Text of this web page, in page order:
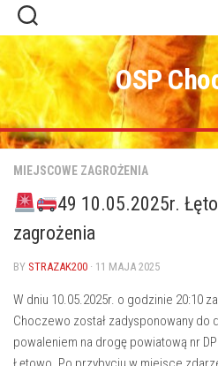
Skip
content
OSP
MIEJSCOWE ZAGROŻENIA
49 10.05.2025r.
zagrożenia
BY STRAZAK200 · 11 MAJA 2025
W dniu 10.05.2025r. o godzinie 20:10
Choczewo został zadysponowany do
powaleniem na drogę powiatową nr